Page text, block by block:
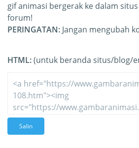
gif animasi bergerak ke dalam
forum!
PERINGATAN: Jangan mengubah
HTML:(untuk beranda situs/blog/
Salin